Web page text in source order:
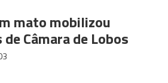
mato mobilizou
Câmara de Lobos